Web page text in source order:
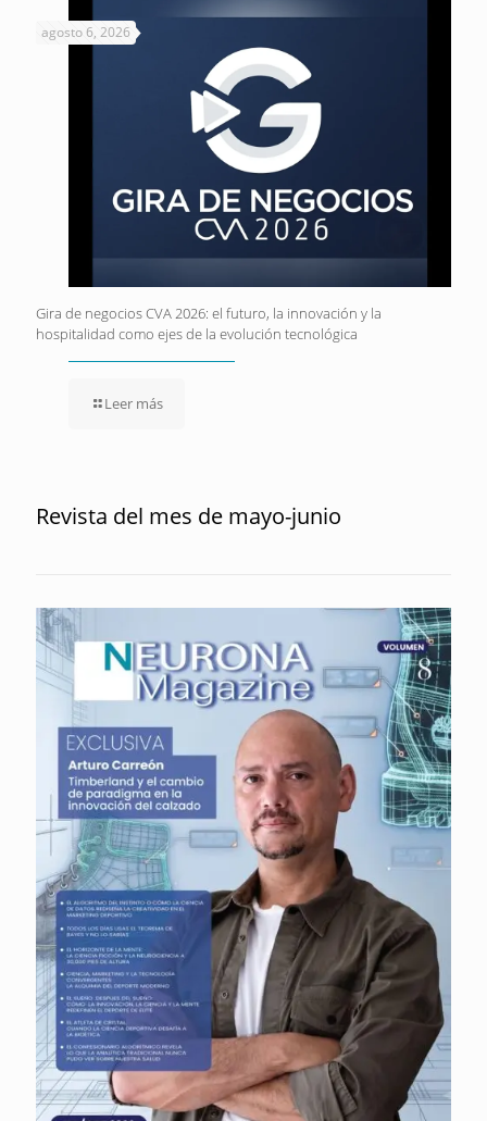
agosto 6, 2026
Gira de negocios CVA 2026: el futuro, la innovación y la
hospitalidad como ejes de la evolución tecnológica
Leer más
Revista del mes de mayo-junio